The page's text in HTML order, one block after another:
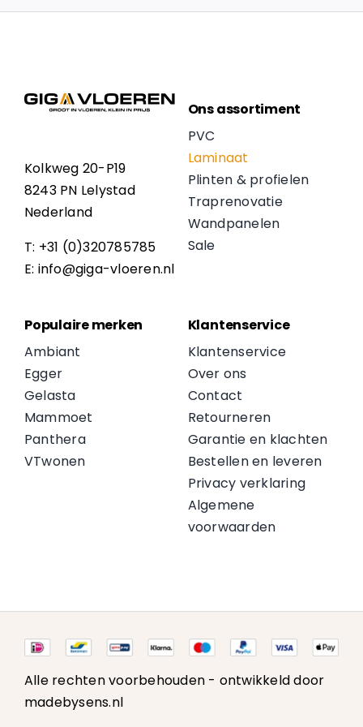
Kolkweg 20-P19
8243 PN Lelystad
Nederland
T: +31 (0)320785785
E: info@giga-vloeren.nl
Ons assortiment
PVC
Laminaat
Plinten & profielen
Traprenovatie
Wandpanelen
Sale
Populaire merken
Ambiant
Egger
Gelasta
Mammoet
Panthera
VTwonen
Klantenservice
Klantenservice
Over ons
Contact
Retourneren
Garantie en klachten
Bestellen en leveren
Privacy verklaring
Algemene
voorwaarden
Alle rechten voorbehouden - ontwikkeld door
madebysens.nl